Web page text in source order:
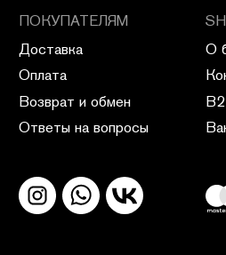
САЙТ РАЗРАБОТАН В CIRCLE STUDIO